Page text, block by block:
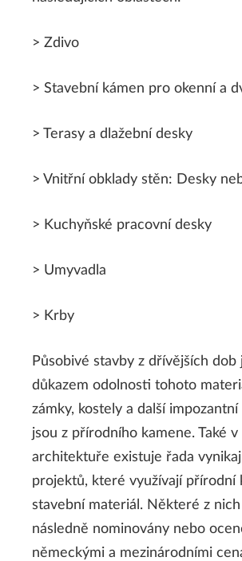
> Zdivo
> Stavební kámen pro okenní a
> Terasy a dlažební desky
> Vnitřní obklady stěn: Desky
> Kuchyňské pracovní desky
> Umyvadla
> Krby
Působivé stavby z dřívějších dob
důkazem odolnosti tohoto
zámky, kostely a další
jsou z přírodního kamene. Také
architektuře existuje řada
projektů, které využívají přírodní
stavební materiál. Některé z
následně nominovány nebo
německými a mezinárodními